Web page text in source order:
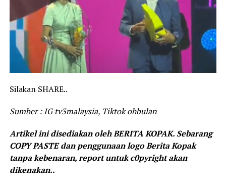
Silakan SHARE..
Sumber : IG tv3malaysia, Tiktok ohbulan
Artikel ini disediakan oleh BERITA KOPAK. Sebarang
COPY PASTE dan penggunaan logo Berita Kopak
tanpa kebenaran, report untuk c0pyright akan
dikenakan..